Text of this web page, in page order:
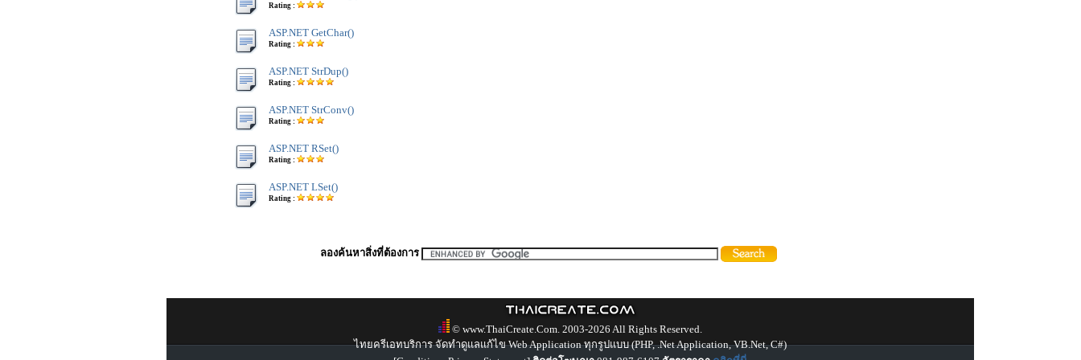
Rating :
ASP.NET GetChar()
Rating :
ASP.NET StrDup()
Rating :
ASP.NET StrConv()
Rating :
ASP.NET RSet()
Rating :
ASP.NET LSet()
Rating :
ลองค้นหาสิ่งที่ต้องการ
© www.ThaiCreate.Com. 2003-2026 All Rights Reserved.
ไทยครีเอทบริการ จัดทำดูแลแก้ไข Web Application ทุกรูปแบบ (PHP, .Net Application, VB.Net, C#)